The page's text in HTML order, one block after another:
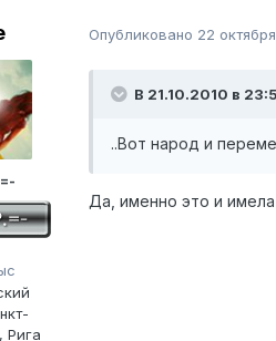
Рига
Опубликовано 22
В 21.10.2010 в
..Вот народ и
Да, именно это и